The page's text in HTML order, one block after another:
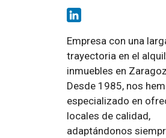
Empresa con una
trayectoria en el
inmuebles en
Desde 1985, nos
especializado en
locales de calidad,
adaptándonos